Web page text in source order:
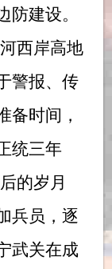
建设。
西岸高地
警报、传
备时间，
统三年
的岁月
兵员，逐
武关在成